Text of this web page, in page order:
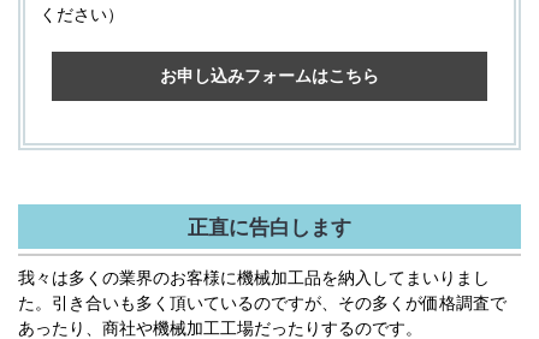
ください）
お申し込みフォームはこちら
正直に告白します
我々は多くの業界のお客様に機械加工品を納入してまいりまし
た。引き合いも多く頂いているのですが、その多くが価格調査で
あったり、商社や機械加工工場だったりするのです。